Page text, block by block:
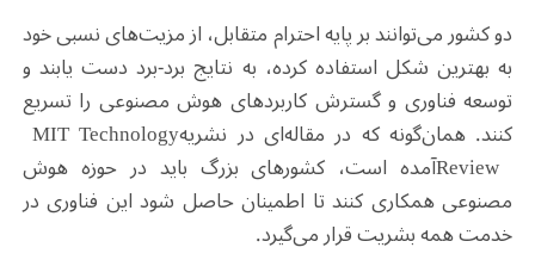
دو کشور می‌توانند بر پایه احترام متقابل، از مزیت‌های نسبی خود
به بهترین شکل استفاده کرده، به نتایج برد-برد دست یابند و
توسعه فناوری و گسترش کاربردهای هوش مصنوعی را تسریع
کنند. همان‌گونه که در مقاله‌ای در نشریهMIT Technology
Reviewآمده است، کشورهای بزرگ باید در حوزه هوش
مصنوعی همکاری کنند تا اطمینان حاصل شود این فناوری در
خدمت همه بشریت قرار می‌گیرد.